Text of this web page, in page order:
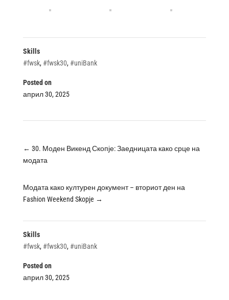
Skills
#fwsk, #fwsk30, #uniBank
Posted on
април 30, 2025
← 30. Моден Викенд Скопје: Заедницата како срце на
модата
Модата како културен документ – вториот ден на
Fashion Weekend Skopje →
Skills
#fwsk, #fwsk30, #uniBank
Posted on
април 30, 2025